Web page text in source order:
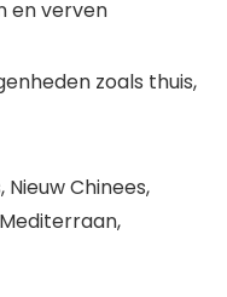
en verven
zoals thuis,
Chinees,